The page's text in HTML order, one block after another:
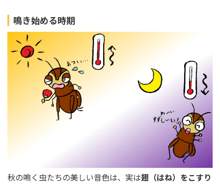
鳴き始める時期
秋の鳴く虫たちの美しい音色は、実は翅（はね）をこすり